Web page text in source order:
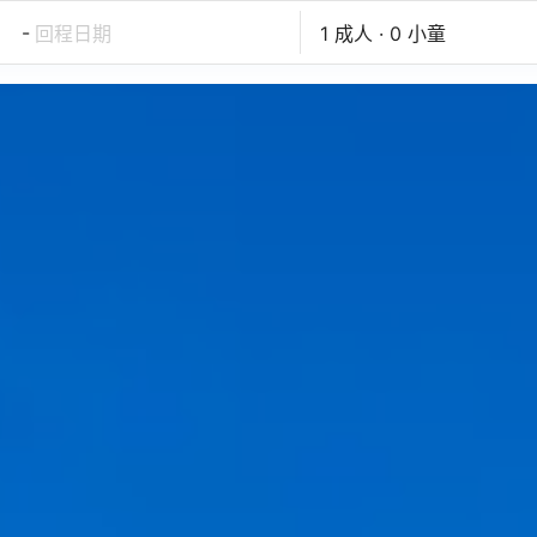
- 回程日期 1 成人 · 0 小童